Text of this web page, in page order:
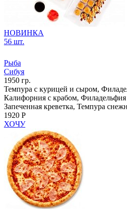
НОВИНКА
56 шт.
Рыба
Сибуя
1950 гр.
Темпура с курицей и сыром,
Калифорния с крабом,
Запеченная креветка, Темпура
1920 Р
ХОЧУ